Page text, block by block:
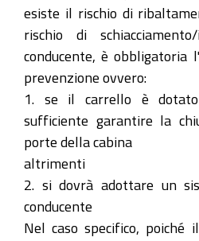
esiste il rischio di
rischio di
conducente, è obbligatoria
prevenzione ovvero:
1. se il carrello è
sufficiente garantire la
porte della cabina
altrimenti
2. si dovrà adottare un
conducente
Nel caso specifico,